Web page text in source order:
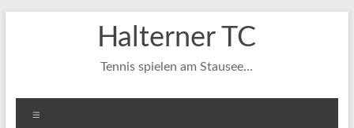
Halterner TC
Tennis spielen am Stausee…